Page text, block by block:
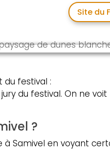
Site du
du festival :
du festival. On ne
?
Samivel en voyant